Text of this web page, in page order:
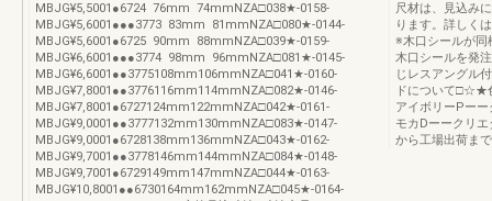
MBJG¥5,5001●6724 76mm 74mmNZA□038★-0158-
MBJG¥5,6001●●●3773 83mm 81mmNZA□080★-0144-
MBJG¥5,6001●6725 90mm 88mmNZA□039★-0159-
MBJG¥6,6001●●●3774 98mm 96mmNZA□081★-0145-
MBJG¥6,6001●●3775108mm106mmNZA□041★-0160-
MBJG¥7,8001●●3776116mm114mmNZA□082★-0146-
MBJG¥7,8001●6727124mm122mmNZA□042★-0161-
MBJG¥9,0001●●3777132mm130mmNZA□083★-0147-
MBJG¥9,0001●6728138mm136mmNZA□043★-0162-
MBJG¥9,7001●●3778146mm144mmNZA□084★-0148-
MBJG¥9,7001●6729149mm147mmNZA□044★-0163-
MBJG¥10,8001●●6730164mm162mmNZA□045★-0164-
尺材は、見込み
ります。詳しく
※木口シールが同
木口シールを発
じレスアングル
ドについて□☆★
アイボリーPー
モカDーークリ
から工場出荷ま